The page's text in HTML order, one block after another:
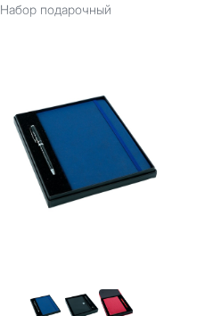
Набор подарочный